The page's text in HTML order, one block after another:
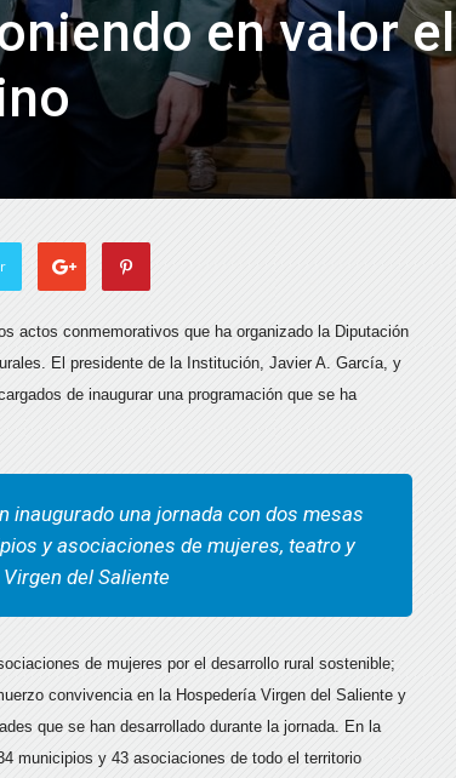
en valor el
actos conmemorativos que ha organizado la Diputación
El presidente de la Institución, Javier A. García, y
de inaugurar una programación que se ha
inaugurado una jornada con dos mesas
y asociaciones de mujeres, teatro y
del Saliente
de mujeres por el desarrollo rural sostenible;
convivencia en la Hospedería Virgen del Saliente y
que se han desarrollado durante la jornada. En la
municipios y 43 asociaciones de todo el territorio